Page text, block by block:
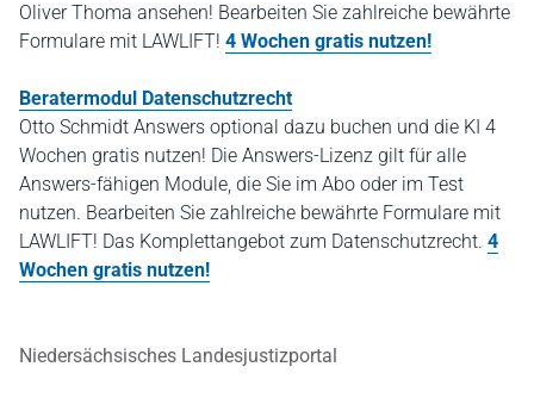
Oliver Thoma ansehen! Bearbeiten Sie zahlreiche bewährte
Formulare mit LAWLIFT! 4 Wochen gratis nutzen!
Beratermodul Datenschutzrecht
Otto Schmidt Answers optional dazu buchen und die KI 4
Wochen gratis nutzen! Die Answers-Lizenz gilt für alle
Answers-fähigen Module, die Sie im Abo oder im Test
nutzen. Bearbeiten Sie zahlreiche bewährte Formulare mit
LAWLIFT! Das Komplettangebot zum Datenschutzrecht. 4
Wochen gratis nutzen!
Niedersächsisches Landesjustizportal